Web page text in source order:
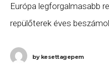
Európa legforgalmasabb
repülőterek éves
Európa legforgalmasabb
bykesettagepem